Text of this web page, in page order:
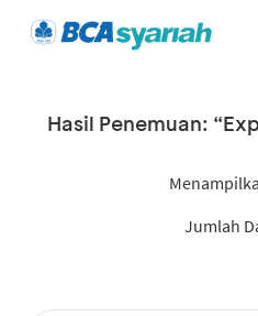
Hasil Penemuan:
Jumlah